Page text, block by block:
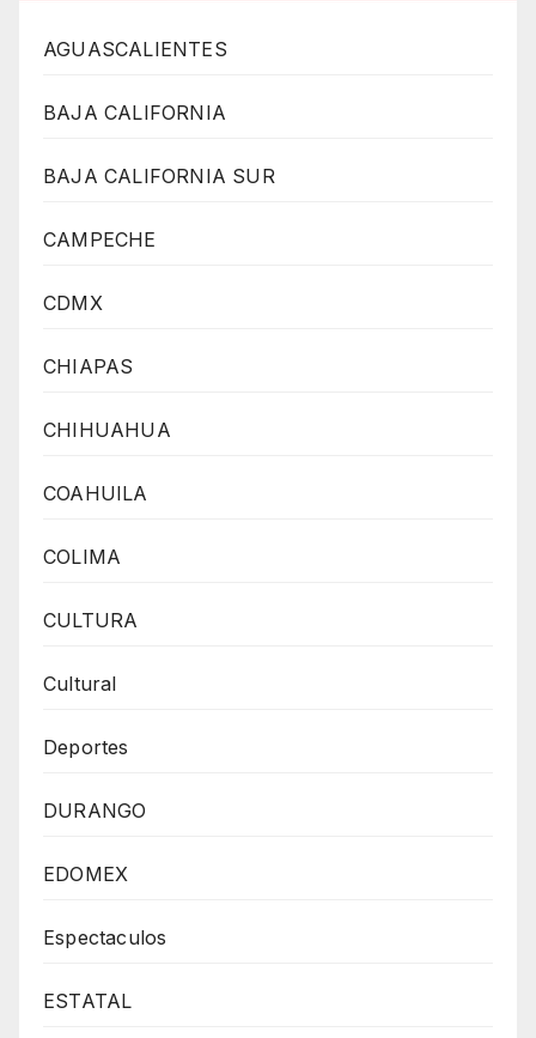
AGUASCALIENTES
BAJA CALIFORNIA
BAJA CALIFORNIA SUR
CAMPECHE
CDMX
CHIAPAS
CHIHUAHUA
COAHUILA
COLIMA
CULTURA
Cultural
Deportes
DURANGO
EDOMEX
Espectaculos
ESTATAL